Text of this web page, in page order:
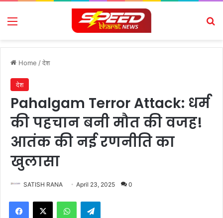
Menu
Home /देश
देश
Pahalgam Terror Attack: धर्म
की पहचान बनी मौत की वजह!
आतंक की नई रणनीति का
खुलासा
SATISH RANA April 23, 2025 0
Facebook
X WhatsAppTelegram